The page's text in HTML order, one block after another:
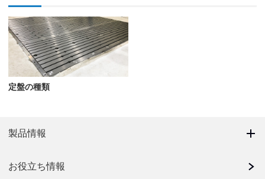
定盤の種類
製品情報
お役立ち情報